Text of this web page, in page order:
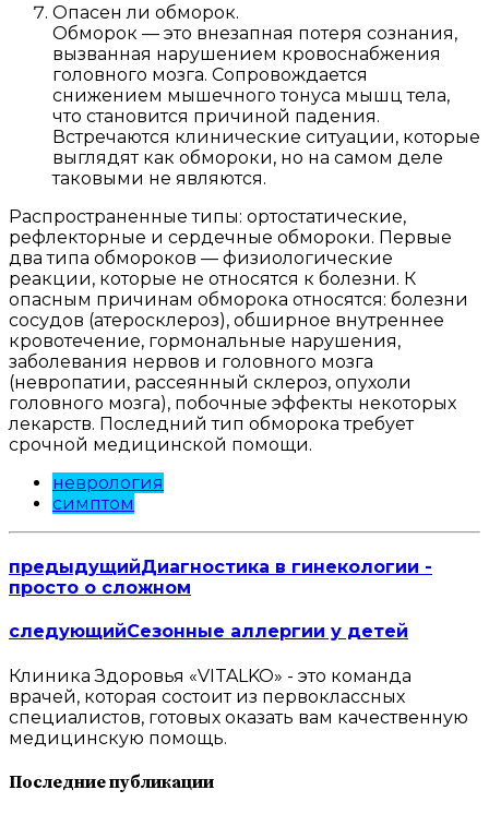
Опасен ли обморок.
Обморок — это внезапная потеря сознания,
вызванная нарушением кровоснабжения
головного мозга. Сопровождается
снижением мышечного тонуса мышц тела,
что становится причиной падения.
Встречаются клинические ситуации, которые
выглядят как обмороки, но на самом деле
таковыми не являются.
Распространенные типы: ортостатические,
рефлекторные и сердечные обмороки. Первые
два типа обмороков — физиологические
реакции, которые не относятся к болезни. К
опасным причинам обморока относятся: болезни
сосудов (атеросклероз), обширное внутреннее
кровотечение, гормональные нарушения,
заболевания нервов и головного мозга
(невропатии, рассеянный склероз, опухоли
головного мозга), побочные эффекты некоторых
лекарств. Последний тип обморока требует
срочной медицинской помощи.
неврология
симптом
предыдущийДиагностика в гинекологии -
просто о сложном
следующийСезонные аллергии у детей
Клиника Здоровья «VITALKO» - это команда
врачей, которая состоит из первоклассных
специалистов, готовых оказать вам качественную
медицинскую помощь.
Последние публикации